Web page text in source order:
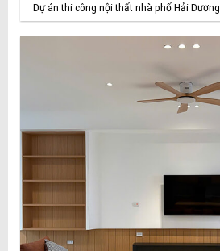
Dự án thi công nội thất nhà phố Hải Dương